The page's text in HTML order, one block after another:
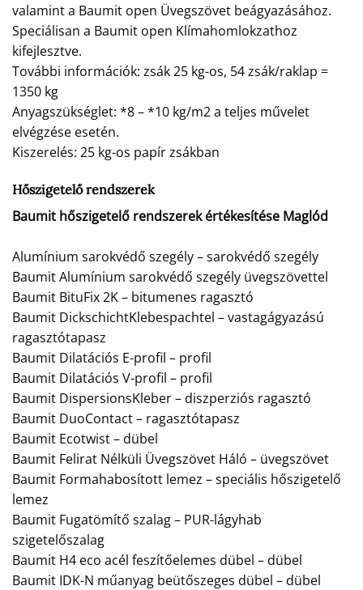
valamint a Baumit open Üvegszövet beágyazásához.
Speciálisan a Baumit open Klímahomlokzathoz
kifejlesztve.
További információk: zsák 25 kg-os, 54 zsák/raklap =
1350 kg
Anyagszükséglet: *8 – *10 kg/m2 a teljes művelet
elvégzése esetén.
Kiszerelés: 25 kg-os papír zsákban
Hőszigetelő rendszerek
Baumit hőszigetelő rendszerek értékesítése Maglód
Alumínium sarokvédő szegély – sarokvédő szegély
Baumit Alumínium sarokvédő szegély üvegszövettel
Baumit BituFix 2K – bitumenes ragasztó
Baumit DickschichtKlebespachtel – vastagágyazású
ragasztótapasz
Baumit Dilatációs E-profil – profil
Baumit Dilatációs V-profil – profil
Baumit DispersionsKleber – diszperziós ragasztó
Baumit DuoContact – ragasztótapasz
Baumit Ecotwist – dübel
Baumit Felirat Nélküli Üvegszövet Háló – üvegszövet
Baumit Formahabosított lemez – speciális hőszigetelő
lemez
Baumit Fugatömítő szalag – PUR-lágyhab
szigetelőszalag
Baumit H4 eco acél feszítőelemes dübel – dübel
Baumit IDK-N műanyag beütőszeges dübel – dübel